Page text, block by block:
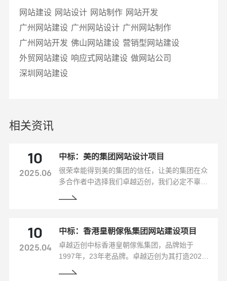
网站建设 网站设计 网站制作 网站开发
广州网站建设 广州网站设计 广州网站制作
广州网站开发 佛山网站建设 营销型网站建设
外贸网站建设 响应式网站建设 做网站公司
深圳网站建设
相关资讯
10
2025.06
中标：美的集团网站设计项目
很荣幸能得到美的集团的信任，让美的集团在众
多合作者中选择我们卓越迈创，我们必定不辜负
10
2025.04
中标：香港皇朝傢俬集团网站建设项目
卓越迈创中标香港皇朝傢俬集团，品牌始于
1997年，23年老品牌。卓越迈创为其打造2020